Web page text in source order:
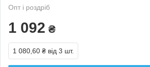
Опт і роздріб
1 092 ₴
1 080,60 ₴ від 3 шт.